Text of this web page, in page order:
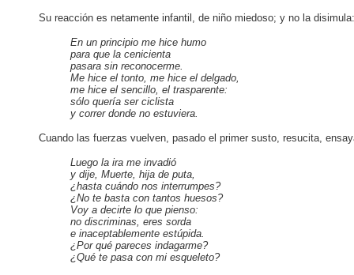
Su reacción es netamente infantil, de niño miedoso; y no la
En un principio me hice humo
para que la cenicienta
pasara sin reconocerme.
Me hice el tonto, me hice el delgado,
me hice el sencillo, el trasparente:
sólo quería ser ciclista
y correr donde no estuviera.
Cuando las fuerzas vuelven, pasado el primer susto, resucita,
Luego la ira me invadió
y dije, Muerte, hija de puta,
¿hasta cuándo nos interrumpes?
¿No te basta con tantos huesos?
Voy a decirte lo que pienso:
no discriminas, eres sorda
e inaceptablemente estúpida.
¿Por qué pareces indagarme?
¿Qué te pasa con mi esqueleto?